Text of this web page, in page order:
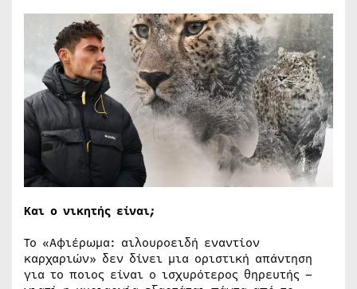
Και ο νικητής είναι;
Το «Αφιέρωμα: αιλουροειδή εναντίον
καρχαριών» δεν δίνει μια οριστική απάντηση
για το ποιος είναι ο ισχυρότερος θηρευτής –